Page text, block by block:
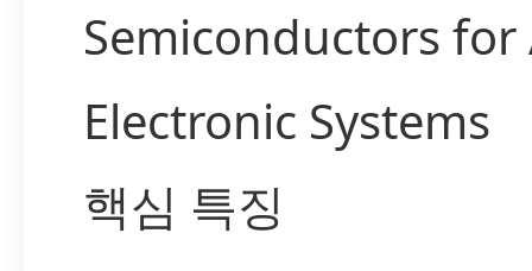
Semiconductors for
Electronic Systems
핵심 특징